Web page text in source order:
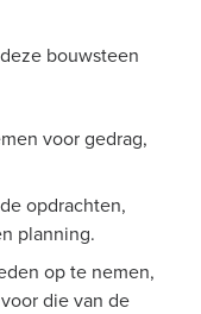
bouwsteen
voor gedrag,
opdrachten,
planning.
op te nemen,
die van de